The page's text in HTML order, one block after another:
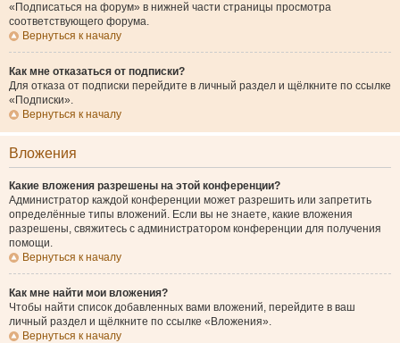
«Подписаться на форум» в нижней части страницы просмотра
соответствующего форума.
Вернуться к началу
Как мне отказаться от подписки?
Для отказа от подписки перейдите в личный раздел и щёлкните по ссылке
«Подписки».
Вернуться к началу
Вложения
Какие вложения разрешены на этой конференции?
Администратор каждой конференции может разрешить или запретить
определённые типы вложений. Если вы не знаете, какие вложения
разрешены, свяжитесь с администратором конференции для получения
помощи.
Вернуться к началу
Как мне найти мои вложения?
Чтобы найти список добавленных вами вложений, перейдите в ваш
личный раздел и щёлкните по ссылке «Вложения».
Вернуться к началу